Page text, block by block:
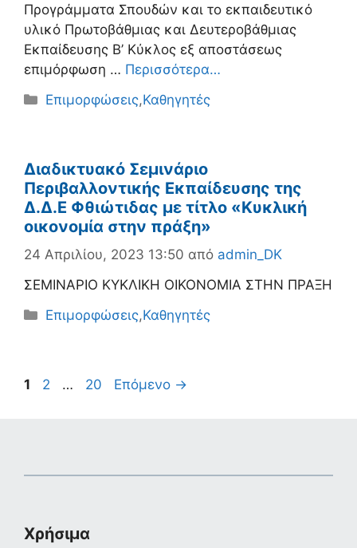
Προγράμματα Σπουδών και το εκπαιδευτικό
υλικό Πρωτοβάθμιας και Δευτεροβάθμιας
Εκπαίδευσης Β’ Κύκλος εξ αποστάσεως
επιμόρφωση … Περισσότερα…
Κατηγορίες
Επιμορφώσεις,Καθηγητές
Διαδικτυακό Σεμινάριο
Περιβαλλοντικής Εκπαίδευσης της
Δ.Δ.Ε Φθιώτιδας με τίτλο «Κυκλική
οικονομία στην πράξη»
24 Απριλίου, 2023 13:50 από admin_DK
ΣΕΜΙΝΑΡΙΟ ΚΥΚΛΙΚΗ ΟΙΚΟΝΟΜΙΑ ΣΤΗΝ ΠΡΑΞΗ
Κατηγορίες
Επιμορφώσεις,Καθηγητές
Σελίδα
1 Σελίδα
2 … Σελίδα
20 Επόμενο →
Χρήσιμα